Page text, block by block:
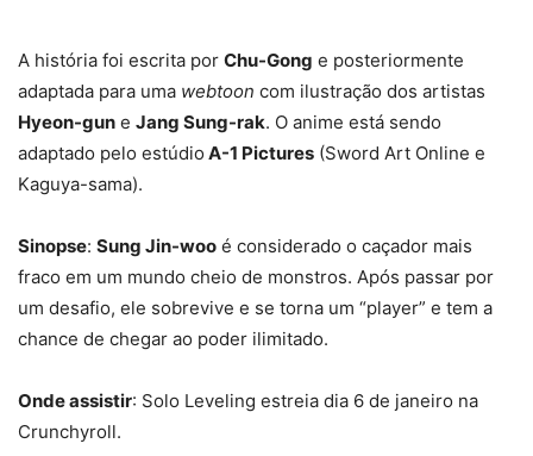
A história foi escrita por Chu-Gong e posteriormente
adaptada para uma webtoon com ilustração dos artistas
Hyeon-gun e Jang Sung-rak. O anime está sendo
adaptado pelo estúdio A-1 Pictures (Sword Art Online e
Kaguya-sama).
Sinopse: Sung Jin-woo é considerado o caçador mais
fraco em um mundo cheio de monstros. Após passar por
um desafio, ele sobrevive e se torna um “player” e tem a
chance de chegar ao poder ilimitado.
Onde assistir: Solo Leveling estreia dia 6 de janeiro na
Crunchyroll.